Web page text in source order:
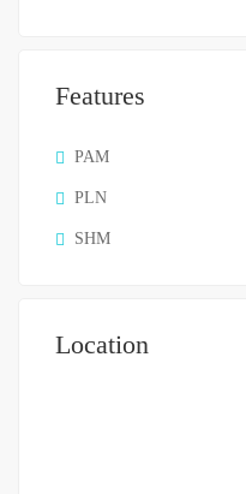
Features
PAM
PLN
SHM
Location